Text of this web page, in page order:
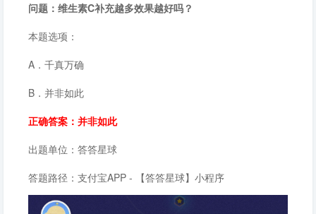
问题：维生素C补充越多效果越好吗？
本题选项：
A．千真万确
B．并非如此
正确答案：并非如此
出题单位：答答星球
答题路径：支付宝APP - 【答答星球】小程序